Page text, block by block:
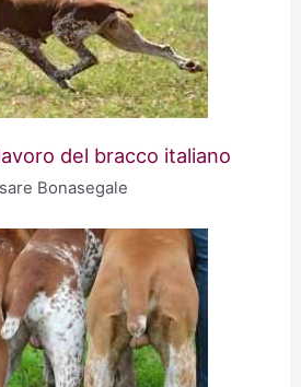
del bracco italiano
Bonasegale